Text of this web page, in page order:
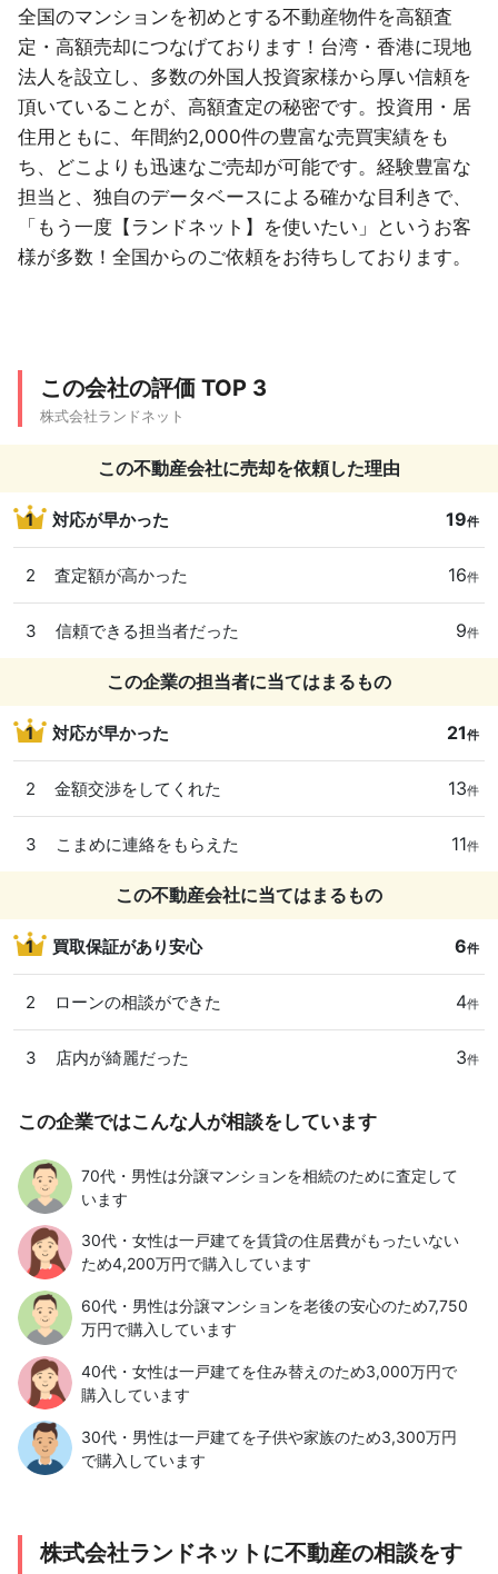
全国のマンションを初めとする不動産物件を高額査
定・高額売却につなげております！台湾・香港に現地
法人を設立し、多数の外国人投資家様から厚い信頼を
頂いていることが、高額査定の秘密です。投資用・居
住用ともに、年間約2,000件の豊富な売買実績をも
ち、どこよりも迅速なご売却が可能です。経験豊富な
担当と、独自のデータベースによる確かな目利きで、
「もう一度【ランドネット】を使いたい」というお客
様が多数！全国からのご依頼をお待ちしております。
この会社の評価 TOP 3
株式会社ランドネット
この不動産会社に売却を依頼した理由
1 対応が早かった 19件
2 査定額が高かった 16件
3 信頼できる担当者だった 9件
この企業の担当者に当てはまるもの
1 対応が早かった 21件
2 金額交渉をしてくれた 13件
3 こまめに連絡をもらえた 11件
この不動産会社に当てはまるもの
1 買取保証があり安心 6件
2 ローンの相談ができた 4件
3 店内が綺麗だった 3件
この企業ではこんな人が相談をしています
70代・男性は分譲マンションを相続のために査定して
います
30代・女性は一戸建てを賃貸の住居費がもったいない
ため4,200万円で購入しています
60代・男性は分譲マンションを老後の安心のため7,750
万円で購入しています
40代・女性は一戸建てを住み替えのため3,000万円で
購入しています
30代・男性は一戸建てを子供や家族のため3,300万円
で購入しています
株式会社ランドネットに不動産の相談をす